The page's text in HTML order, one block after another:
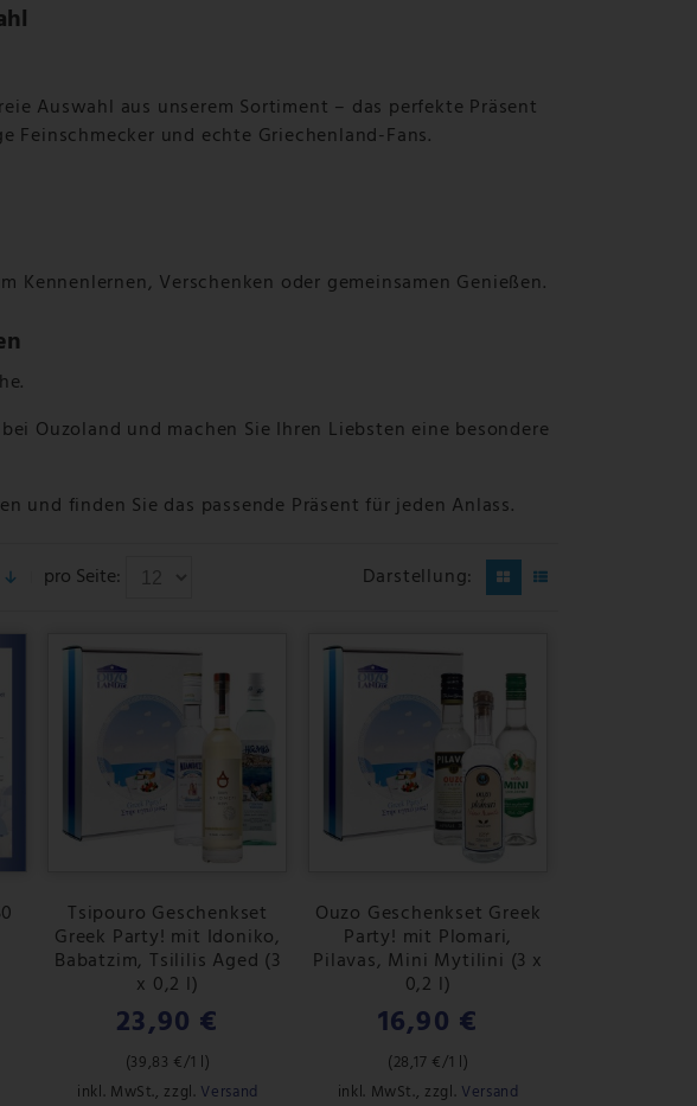
Auswahl aus unserem Sortiment – das perfekte Präsent
Feinschmecker und echte Griechenland-Fans.
Verschenken oder gemeinsamen Genießen.
Ouzoland und machen Sie Ihren Liebsten eine besondere
und finden Sie das passende Präsent für jeden Anlass.
pro Seite: Darstellung:
Tsipouro Geschenkset
Greek Party! mit Idoniko,
Babatzim, Tsililis Aged (3
x 0,2 l)
23,90 €
(39,83 €/1 l)
inkl. MwSt., zzgl. Versand
Ouzo Geschenkset Greek
Party! mit Plomari,
Pilavas, Mini Mytilini (3 x
0,2 l)
16,90 €
(28,17 €/1 l)
inkl. MwSt., zzgl. Versand